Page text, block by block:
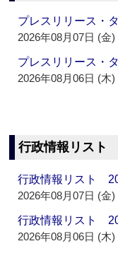
プレスリリース・
2026年08月07日 (金)
プレスリリース・
2026年08月06日 (木)
行政情報リスト
行政情報リスト
2026年08月07日 (金)
行政情報リスト
2026年08月06日 (木)